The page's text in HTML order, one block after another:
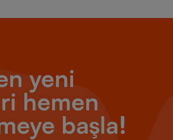
yeni
hemen
başla!